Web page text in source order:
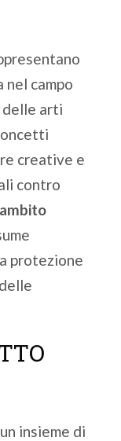
campo
delle arti
creative e
contro
protezione
insieme di